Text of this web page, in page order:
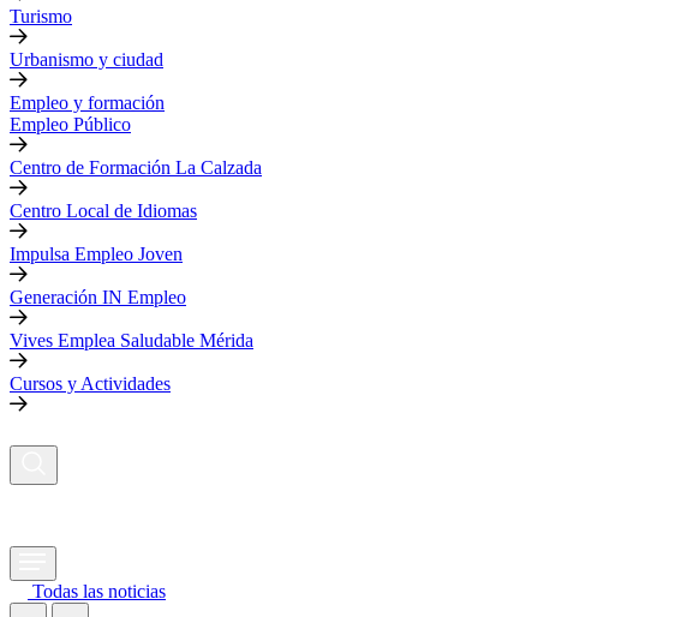
Turismo
Urbanismo y ciudad
Empleo y formación
Empleo Público
Centro de Formación La Calzada
Centro Local de Idiomas
Impulsa Empleo Joven
Generación IN Empleo
Vives Emplea Saludable Mérida
Cursos y Actividades
Todas las noticias